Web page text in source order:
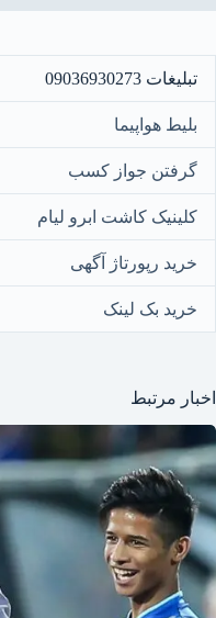
تبلیغات 09036930273
بلیط هواپیما
گرفتن جواز کسب
کلینیک کاشت ابرو لیام
خرید رپورتاژ آگهی
خرید بک لینک
اخبار مرتبط